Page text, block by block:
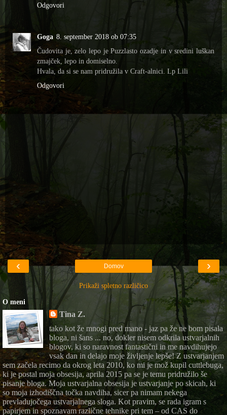
Odgovori
Goga 8. september 2018 ob 07:35
Čudovita je, zelo lepo je Puzzlasto ozadje in v sredini luškan
zmajček, lepo in domiselno.
Hvala, da si se nam pridružila v Craft-alnici. Lp Lili
Odgovori
‹ ›
Domov
Prikaži spletno različico
O meni
Tina Z.
tako kot že mnogi pred mano - jaz pa že ne bom pisala
bloga, ni šans ... no, dokler nisem odkrila ustvarjalnih
blogov, ki so naravnost fantastični in me navdihujejo
vsak dan in delajo moje življenje lepše! Z ustvarjanjem
sem začela recimo da okrog leta 2010, ko mi je mož kupil cuttlebuga,
ki je postal moja obsesija, aprila 2015 pa se je temu pridružilo še
pisanje bloga. Moja ustvarjalna obsesija je ustvarjanje po skicah, ki
so moja izhodiščna točka navdiha, sicer pa nimam nekega
prevladujočega ustvarjalnega sloga. Kot pravim, se rada igram s
papirjem in spoznavam različne tehnike pri tem – od CAS do